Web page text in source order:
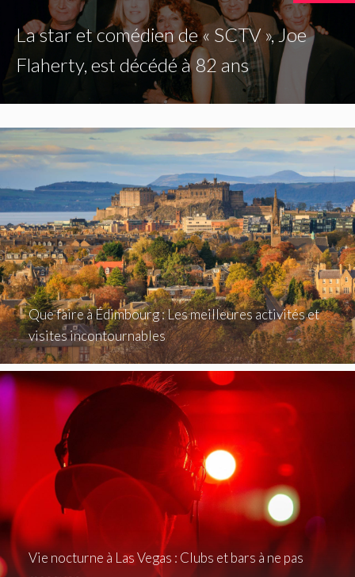
La star et comédien de « SCTV », Joe
Flaherty, est décédé à 82 ans
Que faire à Édimbourg : Les meilleures activités et
visites incontournables
Vie nocturne à Las Vegas : Clubs et bars à ne pas